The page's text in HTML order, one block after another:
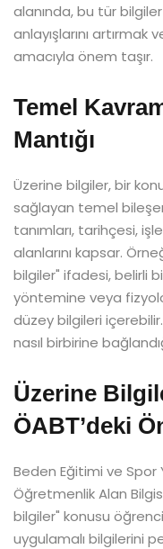
alanında, bu tür
anlayışlarını
amacıyla önem taşır.
Temel
Mantığı
Üzerine bilgiler, bir
sağlayan temel
tanımları, tarihçesi,
alanlarını kapsar.
bilgiler" ifadesi, belirli
yöntemine veya
düzey bilgileri
nasıl birbirine
Üzerine
ÖABT’deki
Beden Eğitimi ve Spor
Öğretmenlik Alan
bilgiler" konusu
uygulamalı bilgilerini